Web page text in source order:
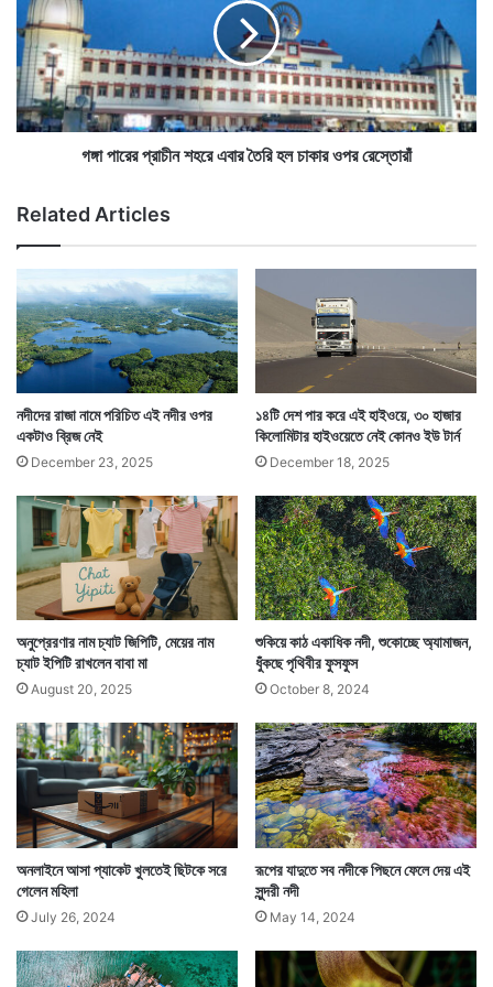
এদিকে ভেঙে পড়া বিমানটির খোঁজে তল্লাশি শুরু হয়। দিনের পর
সেনাবাহিনী ও দমকলবাহিনীর উদ্ধারকারী দল জঙ্গলে সেই ভেঙে পড়া
সেখানে তারা ৩ জনের দেহ বিমানের মধ্যে থেকেই উদ্ধার করে।
তারপর বাচ্চাদের খোঁজ করতে গিয়ে আধ খাওয়া ফলের সূত্র ধরে
কুকুরটিই পৌঁছে যায় ওই ৪ জনের কাছে।
না
সা
র
প্রা
চী
ন
শ
বা
র
তৈ
রি
হ
ল
চা
র
ও
প
রে
স্তো
গঙ্গা পারের প্রাচীন শহরে এবার তৈরি হল চাকার ওপর রেস্তোরাঁ
Related Articles
নদীদের রাজা নামে পরিচিত এই নদীর ওপর
একটাও ব্রিজ নেই
December 23, 2025
১৪টি দেশ পার করে এই হাইওয়ে, ৩০ হাজার
কিলোমিটার হাইওয়েতে নেই কোনও ইউ টার্ন
December 18, 2025
অনুপ্রেরণার নাম চ্যাট জিপিটি, মেয়ের নাম
চ্যাট ইপিটি রাখলেন বাবা মা
August 20, 2025
শুকিয়ে কাঠ একাধিক নদী, শুকোচ্ছে অ্যামাজন,
ধুঁকছে পৃথিবীর ফুসফুস
October 8, 2024
অনলাইনে আসা প্যাকেট খুলতেই ছিটকে সরে
গেলেন মহিলা
July 26, 2024
রূপের যাদুতে সব নদীকে পিছনে ফেলে দেয় এই
সুন্দরী নদী
May 14, 2024